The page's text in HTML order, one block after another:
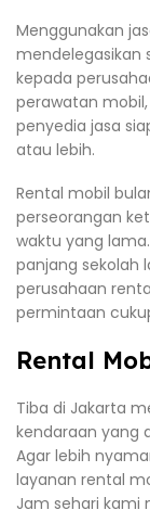
Menggunakan
mendelegasikan
kepada
perawatan
penyedia jasa
atau lebih.
Rental mobil
perseorangan
waktu yang
panjang sekolah
perusahaan
permintaan
Rental
Tiba di Jakarta
kendaraan yang
Agar lebih
layanan rental
Jam sehari kami